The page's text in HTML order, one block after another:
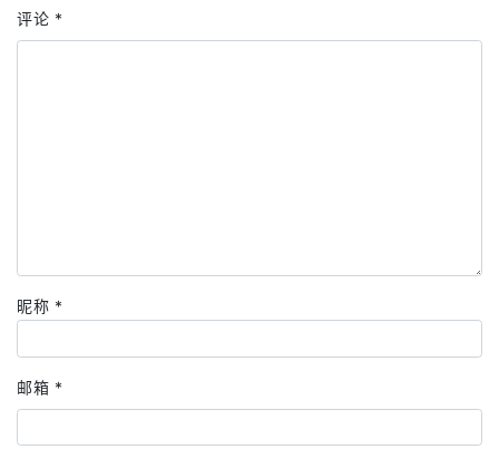
评论 *
昵称 *
邮箱 *